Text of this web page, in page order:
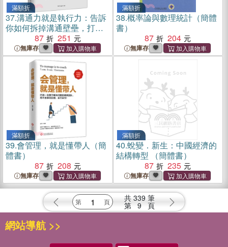
滿額折
37.溝通力就是執行力：告訴
你如何拆掉溝通壁壘，打造
執行力高效的團隊（簡體
書）
87 251
無庫存
滿額折
38.概率論與數理統計（簡體
書）
87
204
無庫存
滿額折
39.會管理，就是懂帶人（簡
體書）
87
208
無庫存
滿額折
40.蛻變．新生：中國經濟的
結構轉型 （簡體書）
87
235
無庫存
共 339 筆
第 9 頁
網站導航 >>